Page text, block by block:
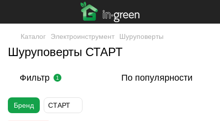
Каталог Электроинструмент Шуруповерты
Шуруповерты СТАРТ
Фильтр 1 По популярности
Бренд СТАРТ